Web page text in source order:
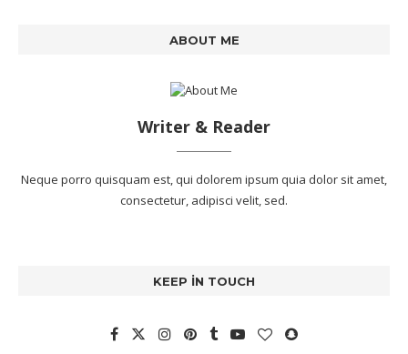
ABOUT ME
Writer & Reader
Neque porro quisquam est, qui dolorem ipsum quia dolor sit amet,
consectetur, adipisci velit, sed.
KEEP IN TOUCH